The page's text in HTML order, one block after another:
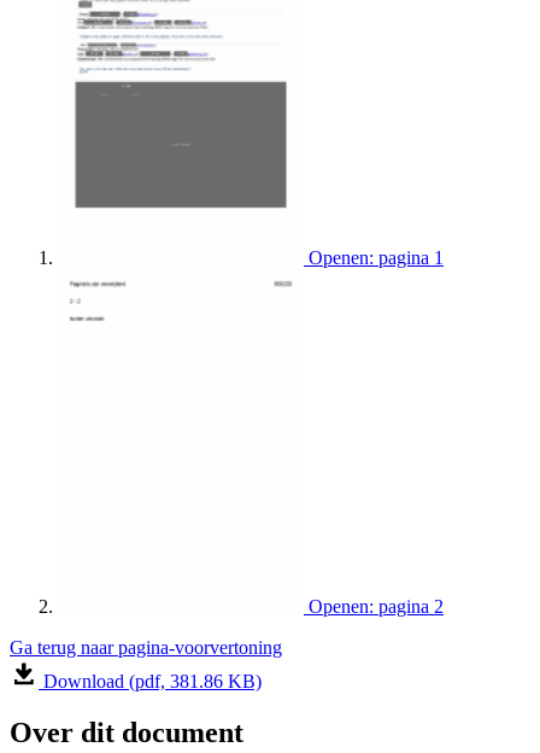
Openen: pagina 1
Openen: pagina 2
Ga terug naar pagina-voorvertoning
Download (pdf, 381.86 KB)
Over dit document